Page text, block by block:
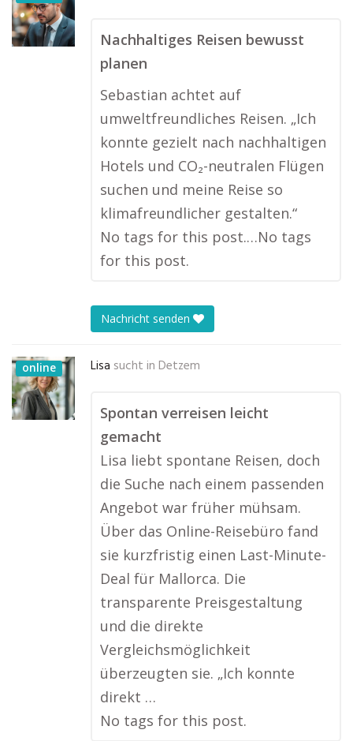
Nachhaltiges Reisen bewusst
planen
Sebastian achtet auf
umweltfreundliches Reisen. „Ich
konnte gezielt nach nachhaltigen
Hotels und CO₂-neutralen Flügen
suchen und meine Reise so
klimafreundlicher gestalten.“
No tags for this post.…No tags
for this post.
Nachricht senden
online Lisa sucht in Detzem
Spontan verreisen leicht
gemacht
Lisa liebt spontane Reisen, doch
die Suche nach einem passenden
Angebot war früher mühsam.
Über das Online-Reisebüro fand
sie kurzfristig einen Last-Minute-
Deal für Mallorca. Die
transparente Preisgestaltung
und die direkte
Vergleichsmöglichkeit
überzeugten sie. „Ich konnte
direkt …
No tags for this post.